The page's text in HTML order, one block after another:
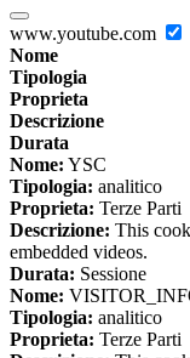
www.youtube.com
Nome
Tipologia
Proprieta
Descrizione
Durata
Nome: YSC
Tipologia: analitico
Proprieta: Terze Parti
Descrizione: This
embedded videos.
Durata: Sessione
Nome:
Tipologia: analitico
Proprieta: Terze Parti